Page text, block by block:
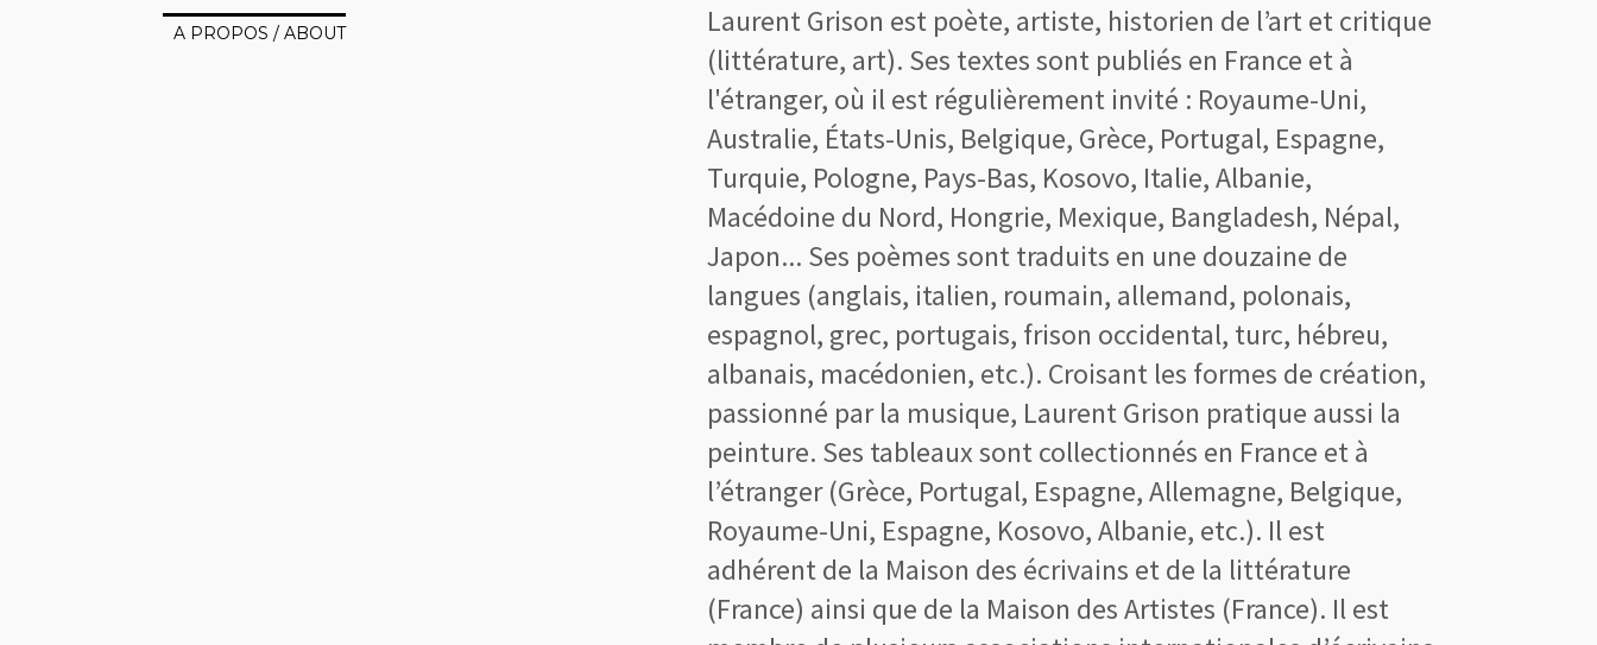
A PROPOS / ABOUT
Laurent Grison est poète, artiste, historien de l’art et critique
(littérature, art). Ses textes sont publiés en France et à
l'étranger, où il est régulièrement invité : Royaume-Uni,
Australie, États-Unis, Belgique, Grèce, Portugal, Espagne,
Turquie, Pologne, Pays-Bas, Kosovo, Italie, Albanie,
Macédoine du Nord, Hongrie, Mexique, Bangladesh, Népal,
Japon... Ses poèmes sont traduits en une douzaine de
langues (anglais, italien, roumain, allemand, polonais,
espagnol, grec, portugais, frison occidental, turc, hébreu,
albanais, macédonien, etc.). Croisant les formes de création,
passionné par la musique, Laurent Grison pratique aussi la
peinture. Ses tableaux sont collectionnés en France et à
l’étranger (Grèce, Portugal, Espagne, Allemagne, Belgique,
Royaume-Uni, Espagne, Kosovo, Albanie, etc.). Il est
adhérent de la Maison des écrivains et de la littérature
(France) ainsi que de la Maison des Artistes (France). Il est